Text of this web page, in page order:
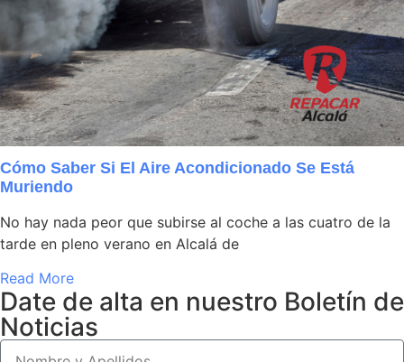
Cómo Saber Si El Aire Acondicionado Se Está
Muriendo
No hay nada peor que subirse al coche a las cuatro de la
tarde en pleno verano en Alcalá de
Read More
Date de alta en nuestro Boletín de
Noticias